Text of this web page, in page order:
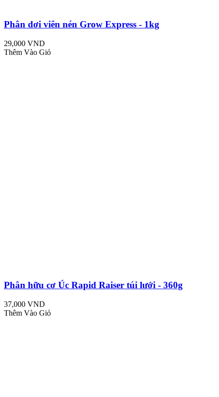
Phân dơi viên nén Grow Express - 1kg
29,000 VND
Thêm Vào Giỏ
Phân hữu cơ Úc Rapid Raiser túi lưới - 360g
37,000 VND
Thêm Vào Giỏ